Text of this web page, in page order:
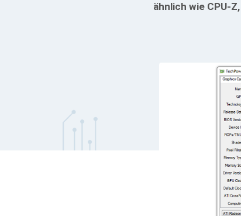
ähnlich wie CPU-